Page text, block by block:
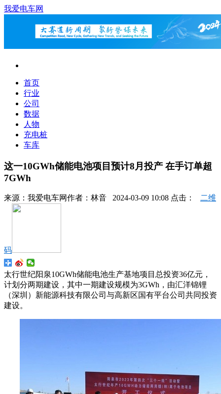
我爱电车网
首页
行业
公司
数据
人物
充电桩
车库
这一10GWh储能电池项目预计8月投产 在手订单超
7GWh
来源： 我爱电车网作者： 林音 2024-03-09 10:08 点击： 二维
码
太行世纪阳泉10GWh储能电池生产基地项目总投资36亿元，
计划分两期建设，其中一期建设规模为3GWh，由汇洋锦锂
（深圳）新能源科技有限公司与高新区国有平台公司共同投资
建设。